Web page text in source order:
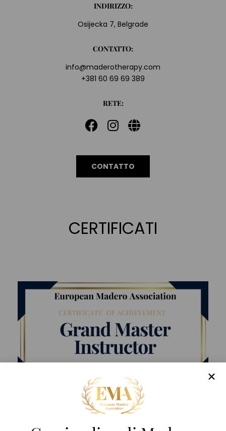
INDIRIZZO:
Osijecka 7, Belgrade
CONTATTO:
info@maderotherapy.com
+381 60 69 69 389
RETE:
CONTATTO
CERTIFICATI